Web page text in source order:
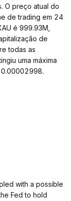
O preço atual do
de trading em 24
é 999.93M,
de
todas as
uma máxima
0.00002998.
with a possible
Fed to hold